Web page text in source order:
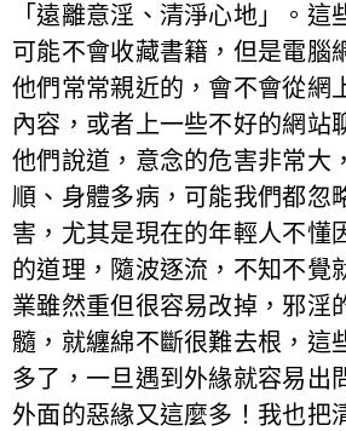
「遠離意淫、清淨心地」。這
可能不會收藏書籍，但是電腦
他們常常親近的，會不會從網
內容，或者上一些不好的網站
他們說道，意念的危害非常大
順、身體多病，可能我們都忽
害，尤其是現在的年輕人不懂
的道理，隨波逐流，不知不覺
業雖然重但很容易改掉，邪淫
髓，就纏綿不斷很難去根，這
多了，一旦遇到外緣就容易出
外面的惡緣又這麼多！我也把